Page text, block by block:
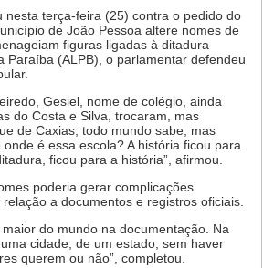
terça-feira (25) contra o pedido do
de João Pessoa altere nomes de
figuras ligadas à ditadura
Paraíba (ALPB), o parlamentar defendeu
Gesiel, nome de colégio, ainda
do Costa e Silva, trocaram, mas
de Caxias, todo mundo sabe, mas
é essa escola? A história ficou para
ficou para a história”, afirmou.
poderia gerar complicações
a documentos e registros oficiais.
do mundo na documentação. Na
cidade, de um estado, sem haver
querem ou não”, completou.